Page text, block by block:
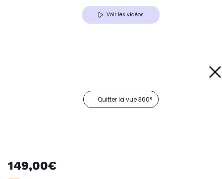
Voir les vidéos
Quitter la vue 360°
149,00€